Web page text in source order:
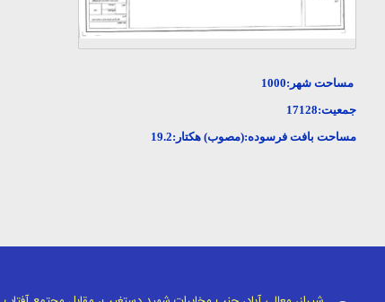
مساحت شهر:1000
جمعیت:17128
مساحت بافت فرسوده:(مصوب) هکتار:19.2